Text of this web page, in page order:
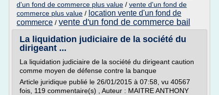
d'un fond de commerce plus value / vente d'un fond de
commerce plus value / location vente d'un fond de
commerce / vente d'un fond de commerce bail
La liquidation judiciaire de la société du
dirigeant ...
La liquidation judiciaire de la société du dirigeant caution
comme moyen de défense contre la banque
Article juridique publié le 26/01/2015 à 07:58, vu 40567
fois, 119 commentaire(s) , Auteur : MAITRE ANTHONY